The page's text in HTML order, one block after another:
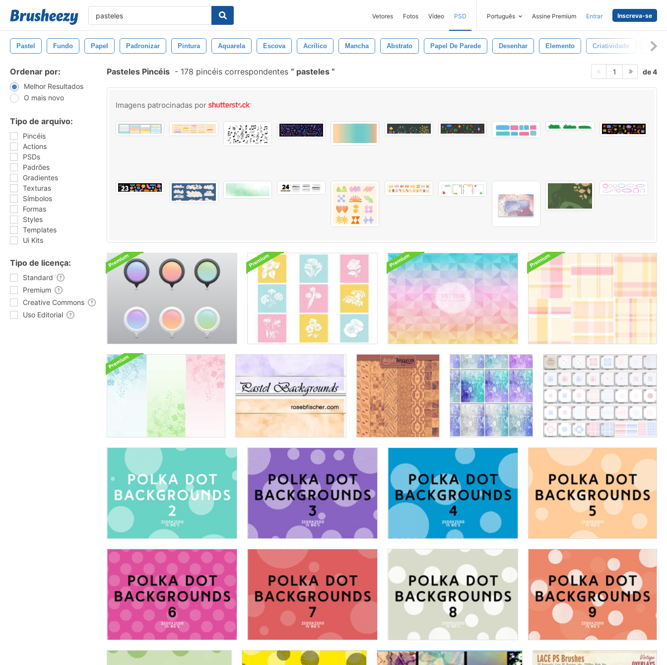
Vetores Fotos Vídeo PSD Português Assine Premium Entrar Inscreva-se
Pastel Fundo Papel Padronizar Pintura Aquarela Escova Acrílico Mancha Abstrato Papel De Parede Desenhar Elemento Criatividade Arte
Ordenar por:
Melhor Resultados
O mais novo
Tipo de arquivo:
Pincéis
Actions
PSDs
Padrões
Gradientes
Texturas
Símbolos
Formas
Styles
Templates
Ui Kits
Tipo de licença:
Standard
Premium
Creative Commons
Uso Editorial
Pasteles Pincéis - 178 pincéis correspondentes pasteles 1 de 4
Imagens patrocinadas por